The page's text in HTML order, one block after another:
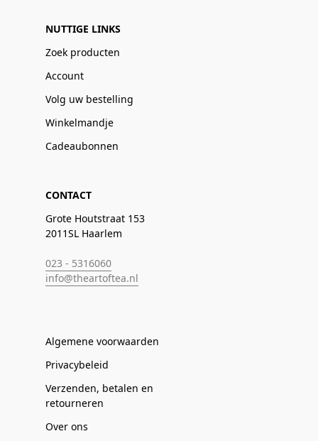
NUTTIGE LINKS
Zoek producten
Account
Volg uw bestelling
Winkelmandje
Cadeaubonnen
CONTACT
Grote Houtstraat 153
2011SL Haarlem
023 - 5316060
info@theartoftea.nl
Algemene voorwaarden
Privacybeleid
Verzenden, betalen en
retourneren
Over ons